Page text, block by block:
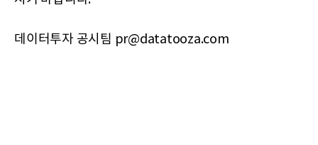
데이터투자 공시팀 pr@datatooza.com